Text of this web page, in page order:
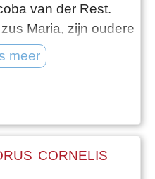
van der Rest.
Maria, zijn oudere
jongere
Jacobus groeit
geloof e
meer
CORNELIS